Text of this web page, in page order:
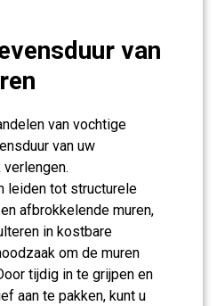
van
van vochtige
van uw
leiden tot structurele
afbrokkelende muren,
in kostbare
om de muren
tijdig in te grijpen en
aan te pakken, kunt u